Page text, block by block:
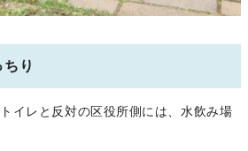
ちり
イレと反対の区役所側には、水飲み場